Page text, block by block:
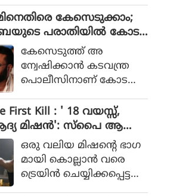
സംഘത്തിന്റെ കഥ
യായിരുന്നു 2023ല്‍ പുറ
ത്തിറങ്ങിയ സിനിമ പറ
ഞ്ഞത്.
സിഫ് അലിയുടെ തുറ
ന്നുപറയലും ഒപ്പം വി എ
സ് രോഹിത്- ആസിഫ് അ
ലി കൂട്ടുക്കെട്ടിലുള്ള
വിശ്വാസവും സിനിമയ്ക്ക്
വലിയ ഹൈപ്പ് ന
ല്‍കിയിട്ടുണ്ട്.
കേസെടുക്കാം;
പരാതിയിൽ കോട
കേസെടുത്ത് അ
ന്വേഷിക്കാൻ കടവന്ത്ര
പൊലീസിനാണ് കോട
മിഷന്‍': സ്‌പൈ ആക്ഷ
നായികയായി ആ
ടീസര്‍ പുറത്ത്
ഒരു വലിയ മിഷന്റെ ഭാഗ
മായി കൊല്ലാന്‍ വരെ
ട്രെയിന്‍ ചെയ്യിക്കപ്പെട്ട